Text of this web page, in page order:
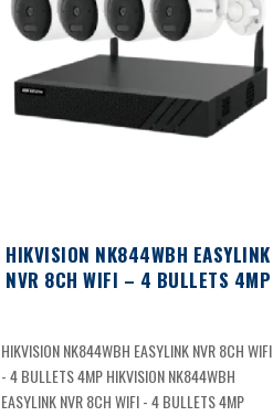
HIKVISION NK844WBH EASYLINK
NVR 8CH WIFI – 4 BULLETS 4MP
HIKVISION NK844WBH EASYLINK NVR 8CH WIFI
- 4 BULLETS 4MP HIKVISION NK844WBH
EASYLINK NVR 8CH WIFI - 4 BULLETS 4MP